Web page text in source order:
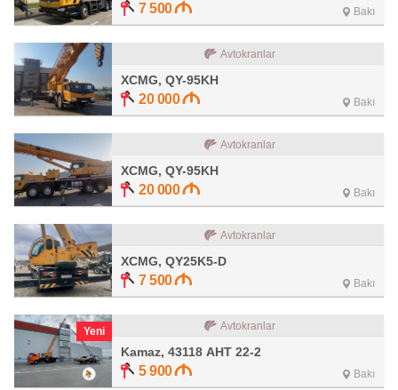
7 500 Bakı
Avtokranlar
XCMG, QY-95KH
20 000 Bakı
Avtokranlar
XCMG, QY-95KH
20 000 Bakı
Avtokranlar
XCMG, QY25K5-D
7 500 Bakı
Yeni Avtokranlar
Kamaz, 43118 АНТ 22-2
5 900 Bakı